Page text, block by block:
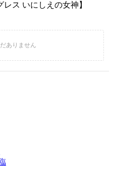
ス いにしえの女神】